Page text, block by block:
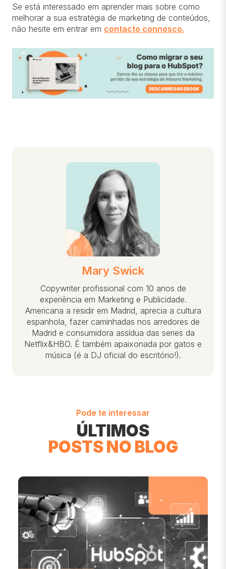
Se está interessado em aprender mais sobre como
melhorar a sua estratégia de marketing de conteúdos,
não hesite em entrar em contacto connosco.
Mary Swick
Copywriter profissional com 10 anos de
experiência em Marketing e Publicidade.
Americana a residir em Madrid, aprecia a cultura
espanhola, fazer caminhadas nos arredores de
Madrid e consumidora assídua das series da
Netflix&HBO. É também apaixonada por gatos e
música (é a DJ oficial do escritório!).
Pode te interessar
ÚLTIMOS
POSTS NO BLOG